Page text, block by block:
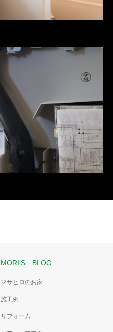
MORI’S BLOG
マサヒロのお家
施工例
リフォーム